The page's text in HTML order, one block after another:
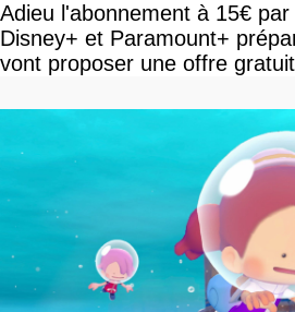
Adieu l'abonnement à 15€
Disney+ et Paramount+
vont proposer une offre